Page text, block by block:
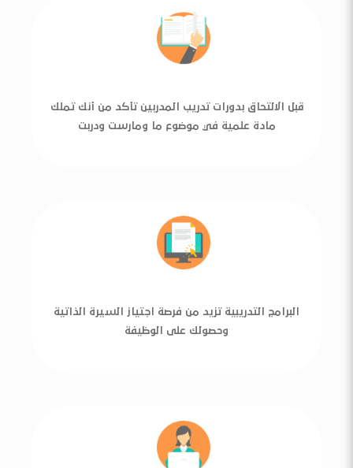
قبل الالتحاق بدورات تدريب المدربين تأكد من أنك تملك
مادة علمية في موضوع ما ومارست ودربت
البرامج التدريبية تزيد من فرصة اجتياز السيرة الذاتية
وحصولك على الوظيفة